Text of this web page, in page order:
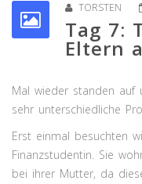
TORSTEN
Tag 7:
Eltern
Mal wieder standen auf
sehr unterschiedliche
Erst einmal besuchten
Finanzstudentin. Sie
bei ihrer Mutter, da